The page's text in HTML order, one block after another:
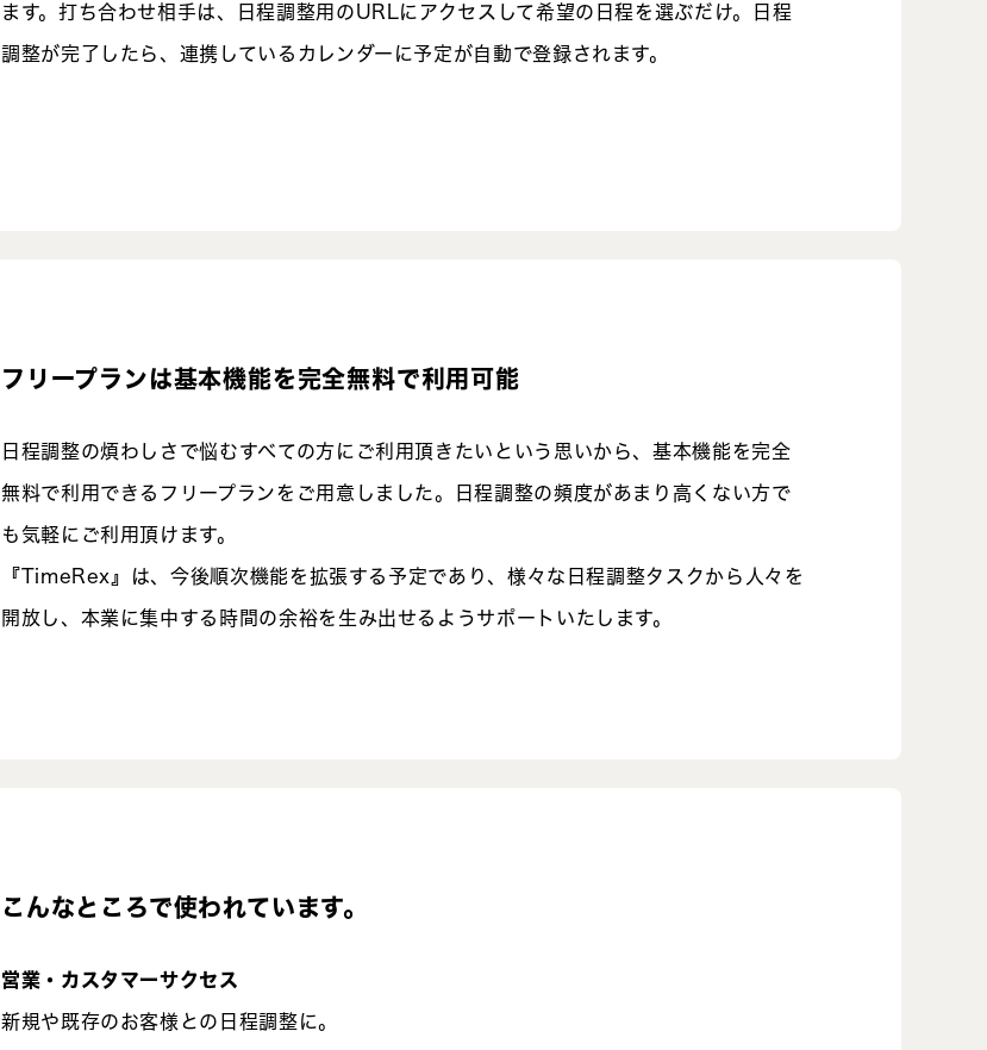
ます。打ち合わせ相手は、日程調整用のURLにアクセスして希望の日程を選ぶだけ。日程
調整が完了したら、連携しているカレンダーに予定が自動で登録されます。
フリープランは基本機能を完全無料で利用可能
日程調整の煩わしさで悩むすべての方にご利用頂きたいという思いから、基本機能を完全
無料で利用できるフリープランをご用意しました。日程調整の頻度があまり高くない方で
も気軽にご利用頂けます。
『TimeRex』は、今後順次機能を拡張する予定であり、様々な日程調整タスクから人々を
開放し、本業に集中する時間の余裕を生み出せるようサポートいたします。
こんなところで使われています。
営業・カスタマーサクセス
新規や既存のお客様との日程調整に。